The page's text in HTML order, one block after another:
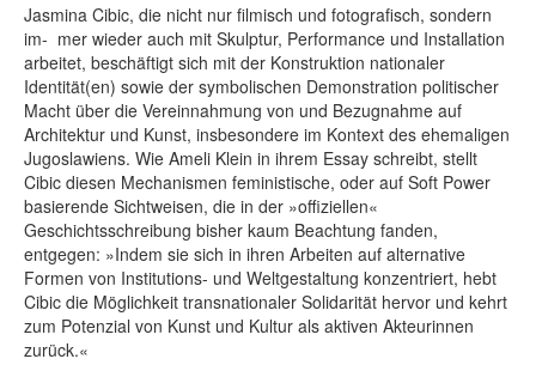
Jasmina Cibic, die nicht nur filmisch und fotografisch, sondern
im- mer wieder auch mit Skulptur, Performance und Installation
arbeitet, beschäftigt sich mit der Konstruktion nationaler
Identität(en) sowie der symbolischen Demonstration politischer
Macht über die Vereinnahmung von und Bezugnahme auf
Architektur und Kunst, insbesondere im Kontext des ehemaligen
Jugoslawiens. Wie Ameli Klein in ihrem Essay schreibt, stellt
Cibic diesen Mechanismen feministische, oder auf Soft Power
basierende Sichtweisen, die in der »offiziellen«
Geschichtsschreibung bisher kaum Beachtung fanden,
entgegen: »Indem sie sich in ihren Arbeiten auf alternative
Formen von Institutions- und Weltgestaltung konzentriert, hebt
Cibic die Möglichkeit transnationaler Solidarität hervor und kehrt
zum Potenzial von Kunst und Kultur als aktiven Akteurinnen
zurück.«